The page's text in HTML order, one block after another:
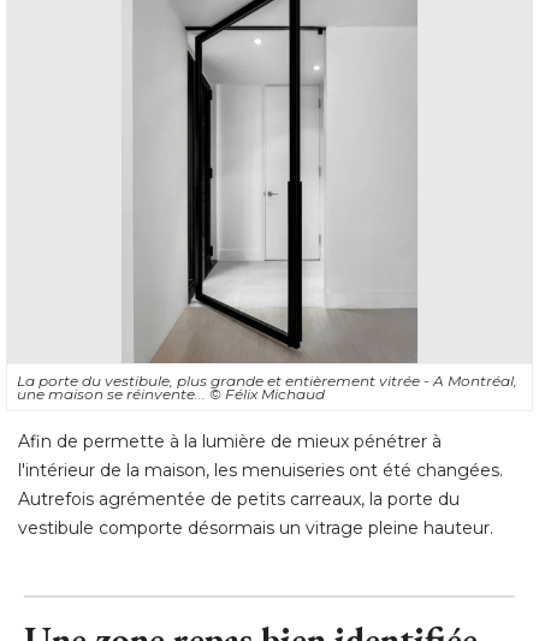
La porte du vestibule, plus grande et entièrement vitrée - A Montréal,
une maison se réinvente... © Félix Michaud
Afin de permette à la lumière de mieux pénétrer à
l'intérieur de la maison, les menuiseries ont été changées.
Autrefois agrémentée de petits carreaux, la porte du
vestibule comporte désormais un vitrage pleine hauteur.